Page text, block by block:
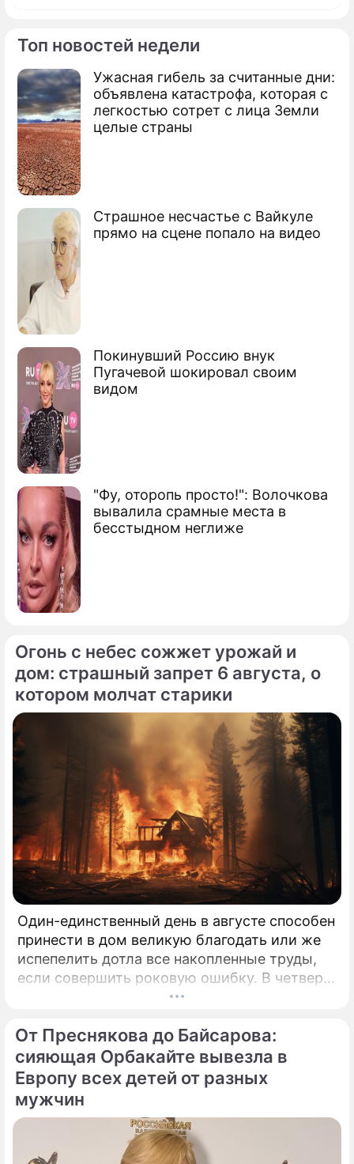
Топ новостей недели
Ужасная гибель за считанные дни:
объявлена катастрофа, которая с
легкостью сотрет с лица Земли
целые страны
Страшное несчастье с Вайкуле
прямо на сцене попало на видео
Покинувший Россию внук
Пугачевой шокировал своим
видом
"Фу, оторопь просто!": Волочкова
вывалила срамные места в
бесстыдном неглиже
По теме
Госпитализированы супруги
Стриженовы
Драки в семье Александра Буйнова
Огонь с небес сожжет урожай и
дом: страшный запрет 6 августа, о
котором молчат старики
Один-единственный день в августе способен
принести в дом великую благодать или же
испепелить дотла все накопленные труды,
если совершить роковую ошибку. В четверг,
6 августа 2026 года, православная церковь
благоверных князей-страстотерпцев Бориса
и Глеба.
От Преснякова до Байсарова:
сияющая Орбакайте вывезла в
Европу всех детей от разных
мужчин